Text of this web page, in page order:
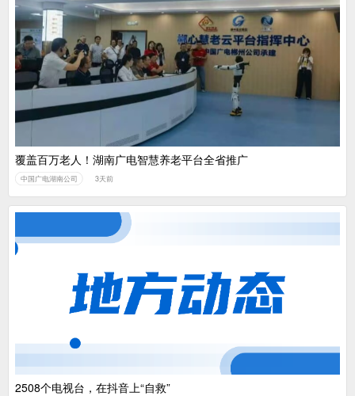
覆盖百万老人！湖南广电智慧养老平台全省推广
中国广电湖南公司 3天前
2508个电视台，在抖音上“自救”